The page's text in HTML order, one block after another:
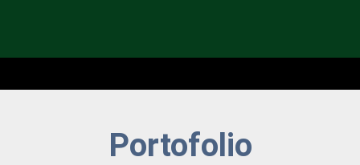
Portofolio